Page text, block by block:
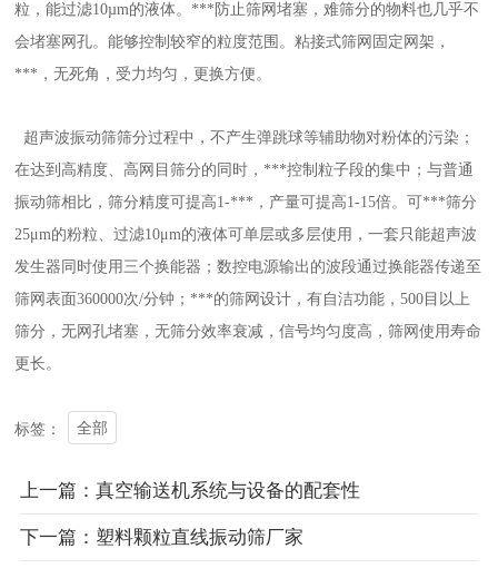
粒，能过滤10µm的液体。***防止筛网堵塞，难筛分的物料也几乎不
会堵塞网孔。能够控制较窄的粒度范围。粘接式筛网固定网架，
***，无死角，受力均匀，更换方便。
超声波振动筛筛分过程中，不产生弹跳球等辅助物对粉体的污染；
在达到高精度、高网目筛分的同时，***控制粒子段的集中；与普通
振动筛相比，筛分精度可提高1-***，产量可提高1-15倍。可***筛分
25μm的粉粒、过滤10μm的液体可单层或多层使用，一套只能超声波
发生器同时使用三个换能器；数控电源输出的波段通过换能器传递至
筛网表面360000次/分钟；***的筛网设计，有自洁功能，500目以上
筛分，无网孔堵塞，无筛分效率衰减，信号均匀度高，筛网使用寿命
更长。
标签： 全部
上一篇：真空输送机系统与设备的配套性
下一篇：塑料颗粒直线振动筛厂家